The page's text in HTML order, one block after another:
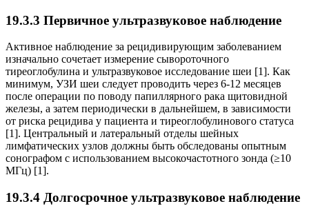
19.3.3 Первичное ультразвуковое наблюдение
Активное наблюдение за рецидивирующим заболеванием
изначально сочетает измерение сывороточного
тиреоглобулина и ультразвуковое исследование шеи [1]. Как
минимум, УЗИ шеи следует проводить через 6-12 месяцев
после операции по поводу папиллярного рака щитовидной
железы, а затем периодически в дальнейшем, в зависимости
от риска рецидива у пациента и тиреоглобулинового статуса
[1]. Центральный и латеральный отделы шейных
лимфатических узлов должны быть обследованы опытным
сонографом с использованием высокочастотного зонда (≥10
МГц) [1].
19.3.4 Долгосрочное ультразвуковое наблюдение